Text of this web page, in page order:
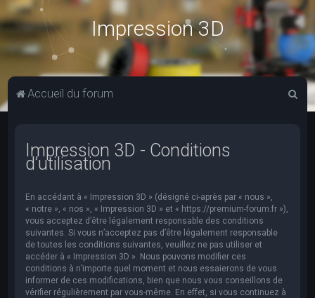
Impression 3D
Accueil du forum
Impression 3D - Conditions
d’utilisation
En accédant à « Impression 3D » (désigné ci-après par « nous »,
« notre », « nos », « Impression 3D » et « https://premium-forum.fr »),
vous acceptez d’être légalement responsable des conditions
suivantes. Si vous n’acceptez pas d’être légalement responsable
de toutes les conditions suivantes, veuillez ne pas utiliser et
accéder à « Impression 3D ». Nous pouvons modifier ces
conditions à n’importe quel moment et nous essaierons de vous
informer de ces modifications, bien que nous vous conseillons de
vérifier régulièrement par vous-même. En effet, si vous continuez à